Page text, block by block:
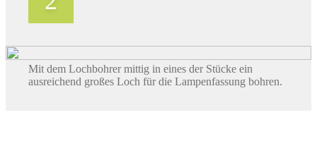
Mit dem Lochbohrer mittig in eines der Stücke ein
ausreichend großes Loch für die Lampenfassung bohren.